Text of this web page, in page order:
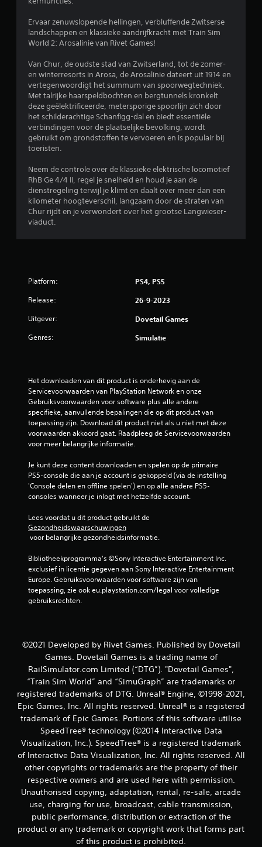
e
i
n
g
4
5
s
t
e
6
b
o
e
l
g
e
n
Ervaar zenuwslopende hellingen, verbluffende Zwitserse
landschappen en klassieke aandrijfkracht met Train Sim
World 2: Arosalinie van Rivet Games!
Van Chur, de oudste stad van Zwitserland, tot de zomer-
en winterresorts in Arosa, de Arosalinie dateert uit 1914 en
vertegenwoordigt het summum van spoorwegtechniek.
Met talrijke haarspeldbochten en bergtunnels kronkelt
deze geëlektrificeerde, metersporige spoorlijn zich door
het schilderachtige Schanfigg-dal en biedt essentiële
verbindingen voor de plaatselijke bevolking, wordt
gebruikt om grondstoffen te vervoeren en is populair bij
toeristen.
Neem de controle over de klassieke elektrische locomotief
RhB Ge 4/4 II, regel je snelheid en houd je aan de
dienstregeling terwijl je klimt en daalt over meer dan een
kilometer hoogteverschil, langzaam door de straten van
Chur rijdt en je verwondert over het grootse Langwieser-
viaduct.
Platform: PS4, PS5
Release: 26-9-2023
Uitgever: Dovetail Games
Genres: Simulatie
Het downloaden van dit product is onderhevig aan de
Servicevoorwaarden van PlayStation Network en onze
Gebruiksvoorwaarden voor software plus alle andere
specifieke, aanvullende bepalingen die op dit product van
toepassing zijn. Download dit product niet als u niet met deze
voorwaarden akkoord gaat. Raadpleeg de Servicevoorwaarden
voor meer belangrijke informatie.
Je kunt deze content downloaden en spelen op de primaire
PS5-console die aan je account is gekoppeld (via de instelling
'Console delen en offline spelen') en op alle andere PS5-
consoles wanneer je inlogt met hetzelfde account.
Lees voordat u dit product gebruikt de
Gezondheidswaarschuwingen
voor belangrijke gezondheidsinformatie.
Bibliotheekprogramma's ©Sony Interactive Entertainment Inc.
exclusief in licentie gegeven aan Sony Interactive Entertainment
Europe. Gebruiksvoorwaarden voor software zijn van
toepassing, zie ook eu.playstation.com/legal voor volledige
gebruiksrechten.
©2021 Developed by Rivet Games. Published by Dovetail
Games. Dovetail Games is a trading name of
RailSimulator.com Limited (“DTG”). "Dovetail Games",
“Train Sim World” and “SimuGraph” are trademarks or
registered trademarks of DTG. Unreal® Engine, ©1998-2021,
Epic Games, Inc. All rights reserved. Unreal® is a registered
trademark of Epic Games. Portions of this software utilise
SpeedTree® technology (©2014 Interactive Data
Visualization, Inc.). SpeedTree® is a registered trademark
of Interactive Data Visualization, Inc. All rights reserved. All
other copyrights or trademarks are the property of their
respective owners and are used here with permission.
Unauthorised copying, adaptation, rental, re-sale, arcade
use, charging for use, broadcast, cable transmission,
public performance, distribution or extraction of the
product or any trademark or copyright work that forms part
of this product is prohibited.